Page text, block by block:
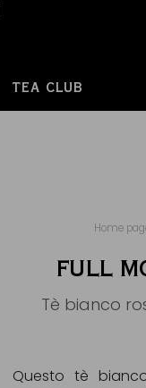
TEA CLUB
Home
FULL
Tè bianco
Questo tè